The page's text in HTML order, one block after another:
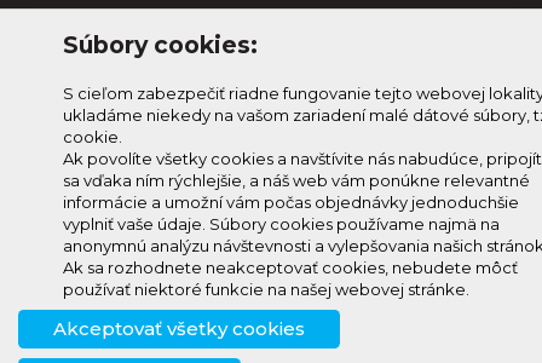
info@knh.sk
+421 903
294 997
Prihlásenie
Zmeniť
nastavenie
cookies
Odoberaj Kam na
Horehroní
Prihlás sa na odber a
dostávaj novinky ako prvý
Súbory cookies:
S cieľom zabezpečiť riadne fungovanie tejto webovej
ukladáme niekedy na vašom zariadení malé dátové súbory,
cookie.
Ak povolíte všetky cookies a navštívite nás nabudúce,
sa vďaka ním rýchlejšie, a náš web vám ponúkne relevantné
informácie a umožní vám počas objednávky jednoduchšie
vyplniť vaše údaje. Súbory cookies používame najmä na
anonymnú analýzu návštevnosti a vylepšovania našich
Ak sa rozhodnete neakceptovať cookies, nebudete môcť
používať niektoré funkcie na našej webovej stránke.
Akceptovať všetky cookies